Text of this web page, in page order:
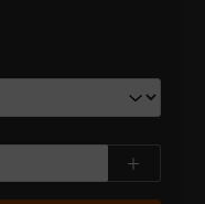
gewünschten